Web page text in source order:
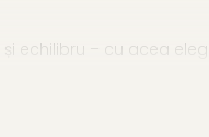
echilibru – cu acea